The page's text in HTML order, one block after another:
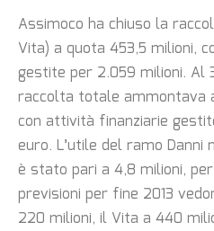
Assimoco ha chiuso la
Vita) a quota 453,5 milioni,
gestite per 2.059 milioni. Al
raccolta totale ammontava
con attività finanziarie
euro. L’utile del ramo Danni
è stato pari a 4,8 milioni,
previsioni per fine 2013
220 milioni, il Vita a 440